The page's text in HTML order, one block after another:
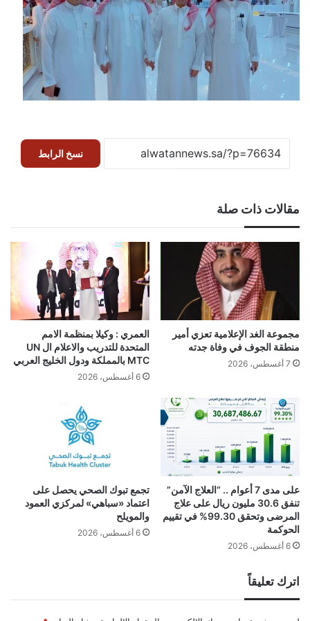
نسخ الرابط
مقالات ذات صلة
مجموعة الغد الإعلامية تعزي أمير
منطقة الجوف في وفاة جدته
7 أغسطس، 2026
العمري : وكيلا بمنظمة الامم
المتحدة للتدريب والاعلام ال UN
MTC بالمملكة ودول الخليج العربي
6 أغسطس، 2026
على مدى 7 أعوام .. “العلاج الآمن”
تنفق 30.6 مليون ريال على علاج
المرضى وتحقق 99.30% في تقييم
الحوكمة
6 أغسطس، 2026
تجمع تبوك الصحي يحصل على
اعتماد «سباهي» لمركزي العمود
والمويلح
6 أغسطس، 2026
اترك تعليقاً